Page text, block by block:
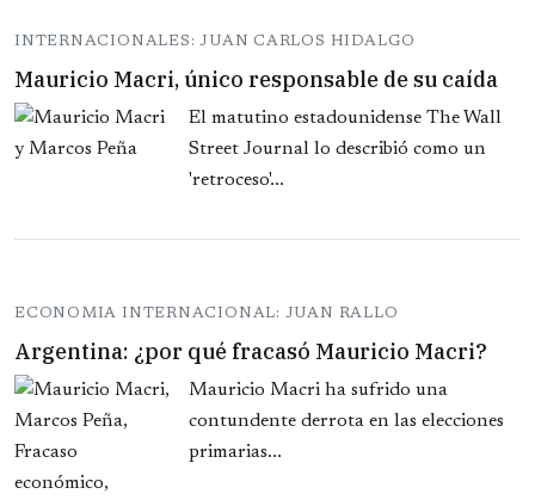
INTERNACIONALES: JUAN CARLOS HIDALGO
Mauricio Macri, único responsable de su caída
El matutino estadounidense The Wall
Street Journal lo describió como un
'retroceso'...
ECONOMIA INTERNACIONAL: JUAN RALLO
Argentina: ¿por qué fracasó Mauricio Macri?
Mauricio Macri ha sufrido una
contundente derrota en las elecciones
primarias...